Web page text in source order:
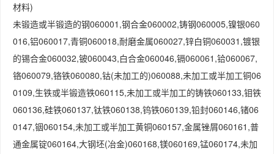
材料)
未锻造或半锻造的钢060001,钢合金060002,铸钢060005,镍银060
016,铝060017,青铜060018,耐磨金属060027,锌白铜060031,镀银
的锡合金060032,铍060043,白合金060046,镉060061,铪060067,
铬060079,铬铁060080,钴(未加工的)060088,未加工或半加工铜06
0109,生铁或半锻造铁060115,未加工或半加工的铸铁060133,钼铁
060136,硅铁060137,钛铁060138,钨铁060139,铅封060146,锗06
0147,铟060154,未加工或半加工黄铜060157,金属锉屑060161,普
通金属锭060164,大钢坯(冶金)060168,镁060169,锰060174,未加